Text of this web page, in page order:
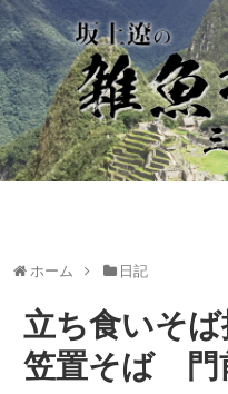
ホーム 日記
立ち食いそば
笠置そば 門